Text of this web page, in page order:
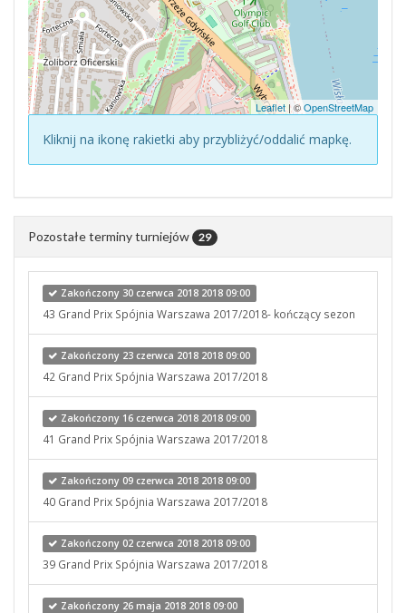
Leaflet | ©OpenStreetMap
Kliknij na ikonę rakietki aby przybliżyć/oddalić mapkę.
Pozostałe terminy turniejów 29
Zakończony 30 czerwca 2018 2018 09:00
43 Grand Prix Spójnia Warszawa 2017/2018- kończący sezon
Zakończony 23 czerwca 2018 2018 09:00
42 Grand Prix Spójnia Warszawa 2017/2018
Zakończony 16 czerwca 2018 2018 09:00
41 Grand Prix Spójnia Warszawa 2017/2018
Zakończony 09 czerwca 2018 2018 09:00
40 Grand Prix Spójnia Warszawa 2017/2018
Zakończony 02 czerwca 2018 2018 09:00
39 Grand Prix Spójnia Warszawa 2017/2018
Zakończony 26 maja 2018 2018 09:00